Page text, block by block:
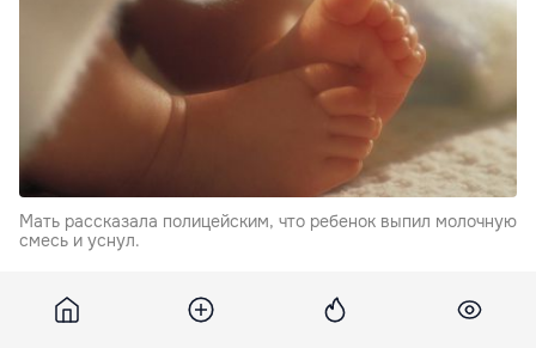
Мать рассказала полицейским, что ребенок выпил молочную
смесь и уснул.
Мать рассказала полицейским, что ребенок выпил